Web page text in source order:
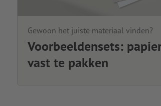
Gewoon het juiste materiaal vinden?
Voorbeeldensets:
vast te pakken